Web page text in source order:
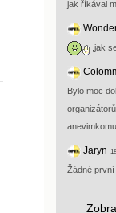
jak říkával
,jak
Bylo moc
Jaryn
Žádné